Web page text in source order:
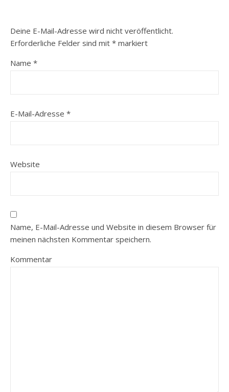
Deine E-Mail-Adresse wird nicht veröffentlicht.
Erforderliche Felder sind mit * markiert
Name *
E-Mail-Adresse *
Website
Name, E-Mail-Adresse und Website in diesem Browser für
meinen nächsten Kommentar speichern.
Kommentar